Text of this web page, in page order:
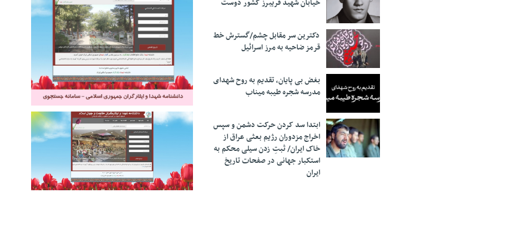
خیابان شهید فریبرز کشور دوست
دکترین سر مقابل چشم/گسترش خط
قرمز ضاحیه به مرز اسرائیل
بغض بی پایان، تقدیم به روح شهدای
مدرسه شجره طیبه میناب
ابتدا سد کردن حرکت دشمن و سپس
اخراج مزدوران رژیم بعثی عراق از
خاک ایران/ ثبتِ زدن سیلی محکم به
استکبار جهانی در صفحات تاریخ
ایران